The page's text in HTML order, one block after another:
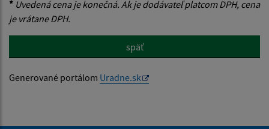
* Uvedená cena je konečná. Ak je dodávateľ platcom DPH, cena
je vrátane DPH.
späť
Generované portálom Uradne.sk